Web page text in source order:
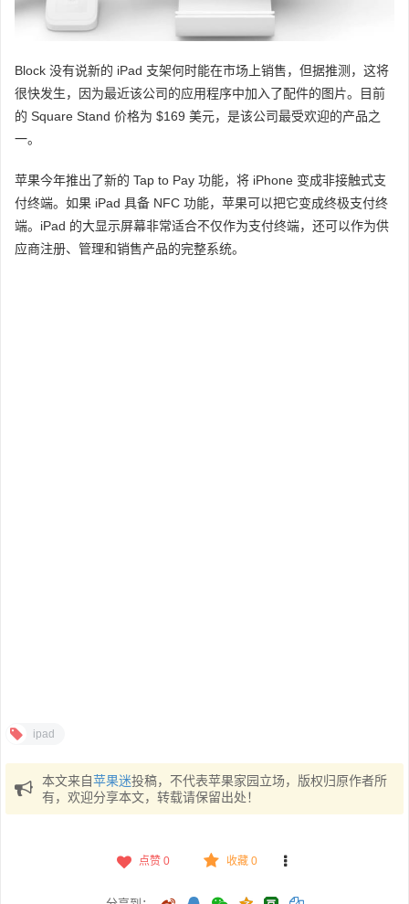
Block 没有说新的 iPad 支架何时能在市场上销售，但据推测，这将
很快发生，因为最近该公司的应用程序中加入了配件的图片。目前
的 Square Stand 价格为 $169 美元，是该公司最受欢迎的产品之
一。
苹果今年推出了新的 Tap to Pay 功能，将 iPhone 变成非接触式支
付终端。如果 iPad 具备 NFC 功能，苹果可以把它变成终极支付终
端。iPad 的大显示屏幕非常适合不仅作为支付终端，还可以作为供
应商注册、管理和销售产品的完整系统。
ipad
本文来自苹果迷投稿，不代表苹果家园立场，版权归原作者所
有，欢迎分享本文，转载请保留出处！
点赞 0 收藏 0